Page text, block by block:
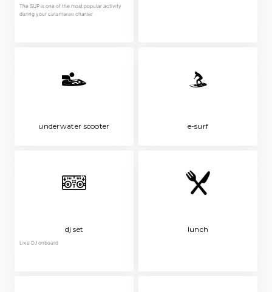
The SUP is one of the most popular activity
during your catamaran charter
underwater scooter e-surf
dj set
Live DJ onboard
lunch